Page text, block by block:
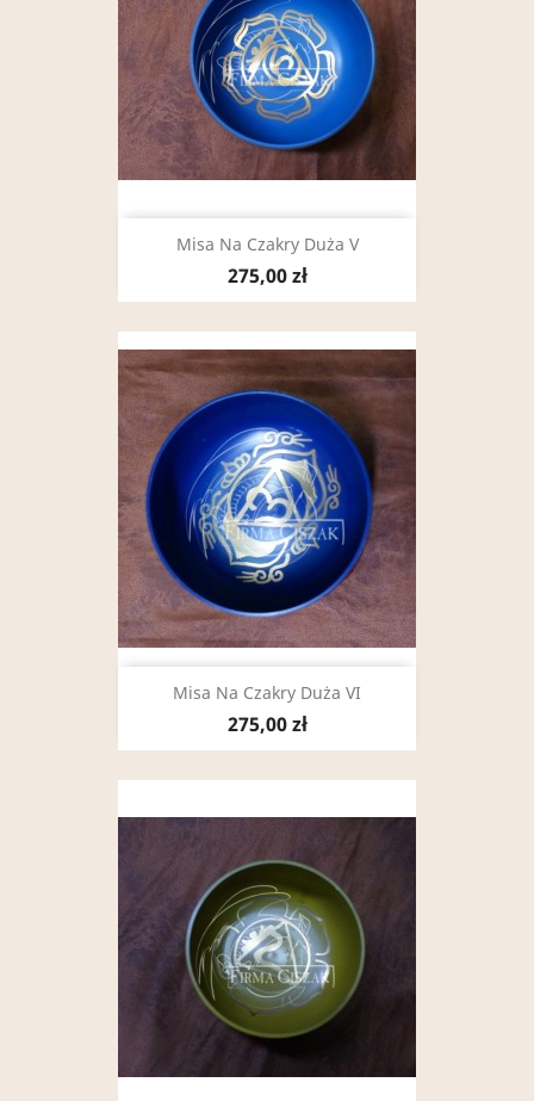
Misa Na Czakry Duża V
275,00 zł
Misa Na Czakry Duża VI
275,00 zł